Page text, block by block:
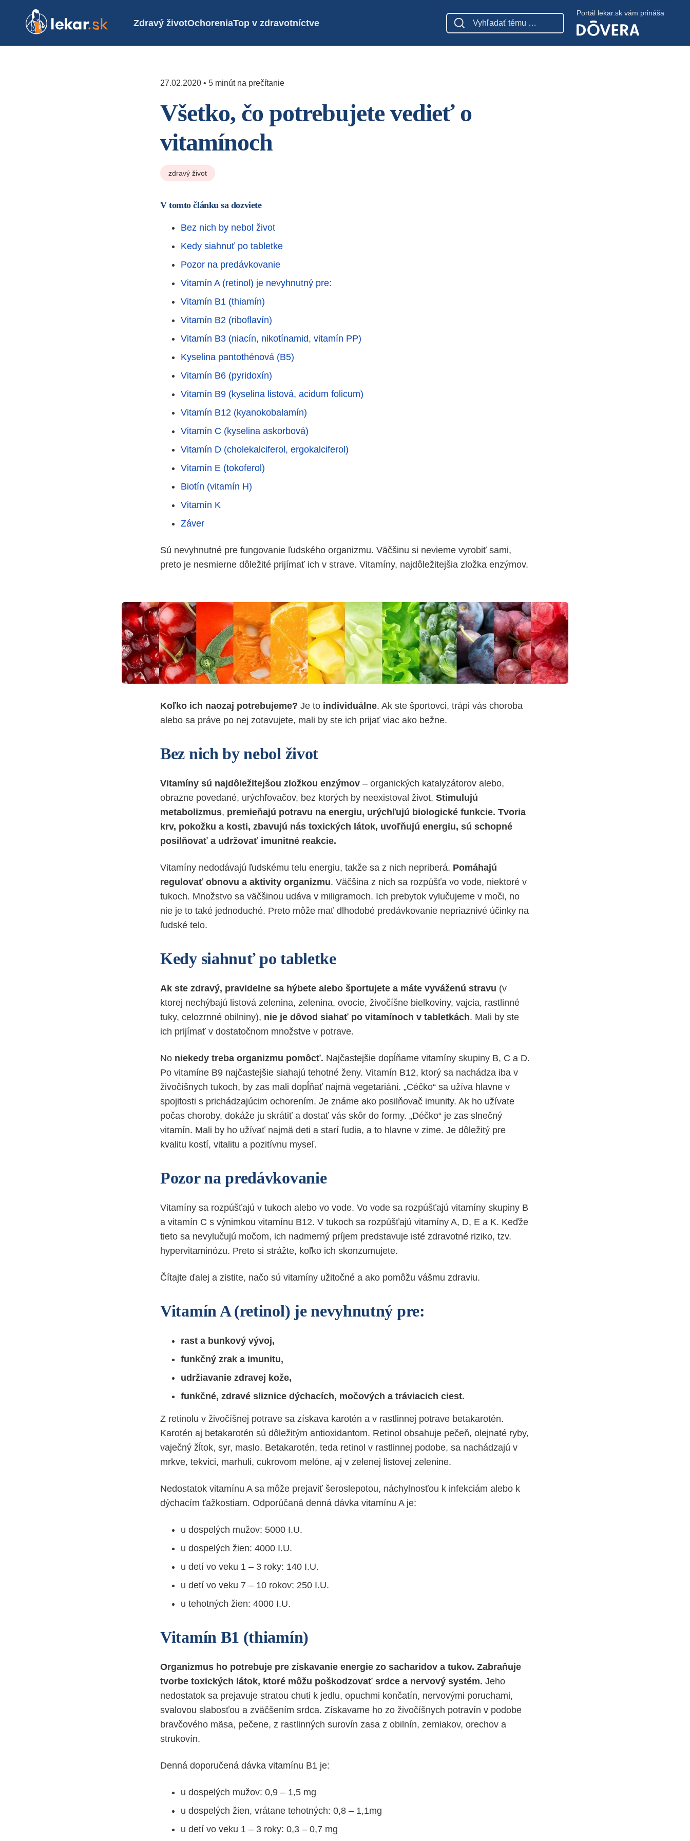
Zdravý životOchoreniaTop v zdravotníctve
Portál lekar.sk vám prináša
27.02.2020 • 5 minút na prečítanie
Všetko, čo potrebujete vedieť o
vitamínoch
zdravý život
V tomto článku sa dozviete
Bez nich by nebol život
Kedy siahnuť po tabletke
Pozor na predávkovanie
Vitamín A (retinol) je nevyhnutný pre:
Vitamín B1 (thiamín)
Vitamín B2 (riboflavín)
Vitamín B3 (niacín, nikotínamid, vitamín PP)
Kyselina pantothénová (B5)
Vitamín B6 (pyridoxín)
Vitamín B9 (kyselina listová, acidum folicum)
Vitamín B12 (kyanokobalamín)
Vitamín C (kyselina askorbová)
Vitamín D (cholekalciferol, ergokalciferol)
Vitamín E (tokoferol)
Biotín (vitamín H)
Vitamín K
Záver
Sú nevyhnutné pre fungovanie ľudského organizmu. Väčšinu si nevieme vyrobiť sami,
preto je nesmierne dôležité prijímať ich v strave. Vitamíny, najdôležitejšia zložka enzýmov.
Koľko ich naozaj potrebujeme? Je to individuálne. Ak ste športovci, trápi vás choroba
alebo sa práve po nej zotavujete, mali by ste ich prijať viac ako bežne.
Bez nich by nebol život
Vitamíny sú najdôležitejšou zložkou enzýmov – organických katalyzátorov alebo,
obrazne povedané, urýchľovačov, bez ktorých by neexistoval život. Stimulujú
metabolizmus, premieňajú potravu na energiu, urýchľujú biologické funkcie. Tvoria
krv, pokožku a kosti, zbavujú nás toxických látok, uvoľňujú energiu, sú schopné
posilňovať a udržovať imunitné reakcie.
Vitamíny nedodávajú ľudskému telu energiu, takže sa z nich nepriberá. Pomáhajú
regulovať obnovu a aktivity organizmu. Väčšina z nich sa rozpúšťa vo vode, niektoré v
tukoch. Množstvo sa väčšinou udáva v miligramoch. Ich prebytok vylučujeme v moči, no
nie je to také jednoduché. Preto môže mať dlhodobé predávkovanie nepriaznivé účinky na
ľudské telo.
Kedy siahnuť po tabletke
Ak ste zdravý, pravidelne sa hýbete alebo športujete a máte vyváženú stravu (v
ktorej nechýbajú listová zelenina, zelenina, ovocie, živočíšne bielkoviny, vajcia, rastlinné
tuky, celozrnné obilniny), nie je dôvod siahať po vitamínoch v tabletkách. Mali by ste
ich prijímať v dostatočnom množstve v potrave.
No niekedy treba organizmu pomôcť. Najčastejšie dopĺňame vitamíny skupiny B, C a D.
Po vitamíne B9 najčastejšie siahajú tehotné ženy. Vitamín B12, ktorý sa nachádza iba v
živočíšnych tukoch, by zas mali dopĺňať najmä vegetariáni. „Céčko“ sa užíva hlavne v
spojitosti s prichádzajúcim ochorením. Je známe ako posilňovač imunity. Ak ho užívate
počas choroby, dokáže ju skrátiť a dostať vás skôr do formy. „Déčko“ je zas slnečný
vitamín. Mali by ho užívať najmä deti a starí ľudia, a to hlavne v zime. Je dôležitý pre
kvalitu kostí, vitalitu a pozitívnu myseľ.
Pozor na predávkovanie
Vitamíny sa rozpúšťajú v tukoch alebo vo vode. Vo vode sa rozpúšťajú vitamíny skupiny B
a vitamín C s výnimkou vitamínu B12. V tukoch sa rozpúšťajú vitamíny A, D, E a K. Keďže
tieto sa nevylučujú močom, ich nadmerný príjem predstavuje isté zdravotné riziko, tzv.
hypervitaminózu. Preto si strážte, koľko ich skonzumujete.
Čítajte ďalej a zistite, načo sú vitamíny užitočné a ako pomôžu vášmu zdraviu.
Vitamín A (retinol) je nevyhnutný pre:
rast a bunkový vývoj,
funkčný zrak a imunitu,
udržiavanie zdravej kože,
funkčné, zdravé sliznice dýchacích, močových a tráviacich ciest.
Z retinolu v živočíšnej potrave sa získava karotén a v rastlinnej potrave betakarotén.
Karotén aj betakarotén sú dôležitým antioxidantom. Retinol obsahuje pečeň, olejnaté ryby,
vaječný žĺtok, syr, maslo. Betakarotén, teda retinol v rastlinnej podobe, sa nachádzajú v
mrkve, tekvici, marhuli, cukrovom melóne, aj v zelenej listovej zelenine.
Nedostatok vitamínu A sa môže prejaviť šeroslepotou, náchylnosťou k infekciám alebo k
dýchacím ťažkostiam. Odporúčaná denná dávka vitamínu A je:
u dospelých mužov: 5000 I.U.
u dospelých žien: 4000 I.U.
u detí vo veku 1 – 3 roky: 140 I.U.
u detí vo veku 7 – 10 rokov: 250 I.U.
u tehotných žien: 4000 I.U.
Vitamín B1 (thiamín)
Organizmus ho potrebuje pre získavanie energie zo sacharidov a tukov. Zabraňuje
tvorbe toxických látok, ktoré môžu poškodzovať srdce a nervový systém. Jeho
nedostatok sa prejavuje stratou chuti k jedlu, opuchmi končatín, nervovými poruchami,
svalovou slabosťou a zväčšením srdca. Získavame ho zo živočíšnych potravín v podobe
bravčového mäsa, pečene, z rastlinných surovín zasa z obilnín, zemiakov, orechov a
strukovín.
Denná doporučená dávka vitamínu B1 je:
u dospelých mužov: 0,9 – 1,5 mg
u dospelých žien, vrátane tehotných: 0,8 – 1,1mg
u detí vo veku 1 – 3 roky: 0,3 – 0,7 mg